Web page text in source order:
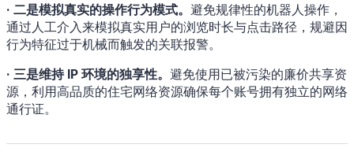
· 二是模拟真实的操作行为模式。 避免规律性的机器人操作，
通过人工介入来模拟真实用户的浏览时长与点击路径，规避因
行为特征过于机械而触发的关联报警。
· 三是维持 IP 环境的独享性。 避免使用已被污染的廉价共享资
源，利用高品质的住宅网络资源确保每个账号拥有独立的网络
通行证。